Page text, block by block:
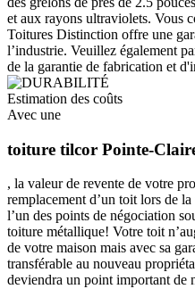
et aux rayons ultraviolets. Vous
Toitures Distinction offre une
l’industrie. Veuillez également
de la garantie de fabrication et
Estimation des coûts
Avec une
toiture tilcor Pointe-
, la valeur de revente de votre
remplacement d’un toit lors de
l’un des points de négociation
toiture métallique! Votre toit
de votre maison mais avec sa
transférable au nouveau
deviendra un point important de